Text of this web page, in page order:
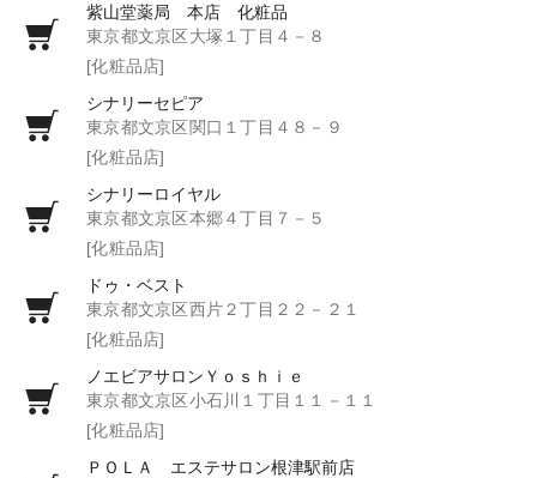
紫山堂薬局 本店 化粧品
東京都文京区大塚１丁目４－８
[化粧品店]
シナリーセピア
東京都文京区関口１丁目４８－９
[化粧品店]
シナリーロイヤル
東京都文京区本郷４丁目７－５
[化粧品店]
ドゥ・ベスト
東京都文京区西片２丁目２２－２１
[化粧品店]
ノエビアサロンＹｏｓｈｉｅ
東京都文京区小石川１丁目１１－１１
[化粧品店]
ＰＯＬＡ エステサロン根津駅前店